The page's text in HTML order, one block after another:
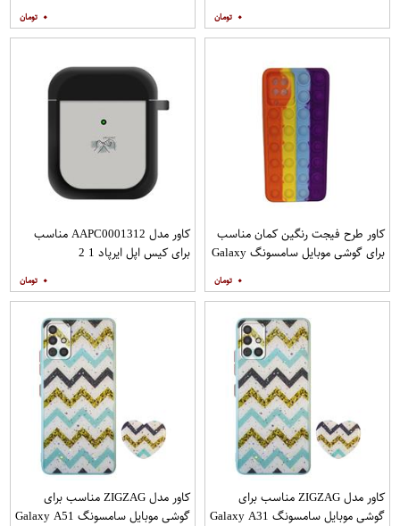
۰ ۰
کاور طرح فیجت رنگین کمان مناسب
برای گوشی موبایل سامسونگ Galaxy
۰
کاور مدل AAPC0001312 مناسب
برای کیس اپل ایرپاد 1 2
۰
کاور مدل ZIGZAG مناسب برای
گوشی موبایل سامسونگ Galaxy A31
کاور مدل ZIGZAG مناسب برای
گوشی موبایل سامسونگ Galaxy A51